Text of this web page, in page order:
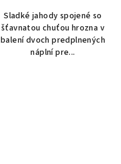
Sladké jahody spojené so
šťavnatou chuťou hrozna v
balení dvoch predplnených
náplní pre...